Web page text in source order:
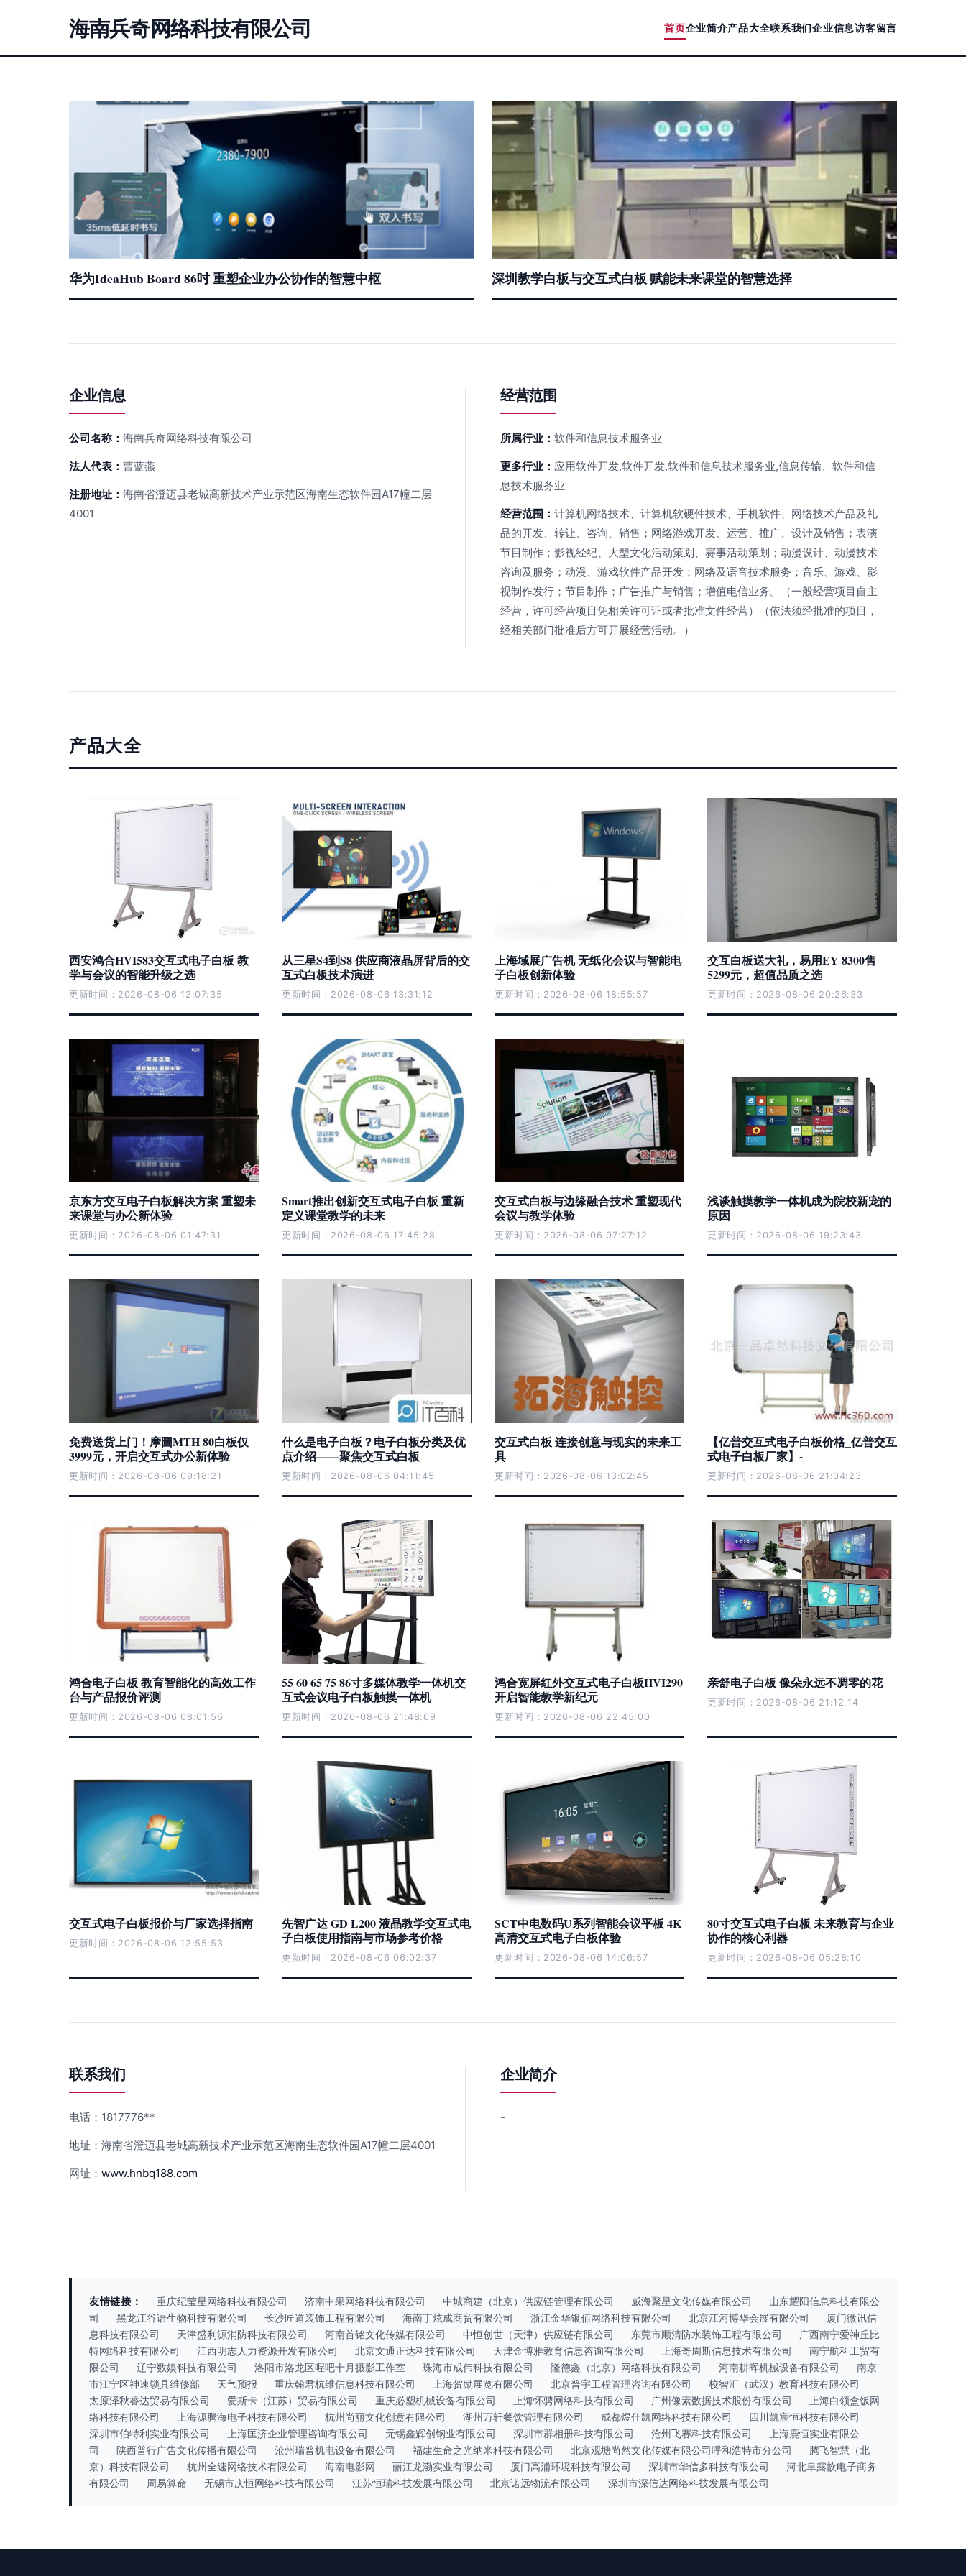
海南兵奇网络科技有限公司 首页企业简介产品大全联系我们企业信息访客留言
华为IdeaHub Board 86吋 重塑企业办公协作的智慧中枢 深圳教学白板与交互式白板 赋能未来课堂的智慧选择
企业信息
公司名称： 海南兵奇网络科技有限公司
法人代表： 曹蓝燕
注册地址： 海南省澄迈县老城高新技术产业示范区海南生态软件园A17幢二层
4001
经营范围
所属行业： 软件和信息技术服务业
更多行业： 应用软件开发,软件开发,软件和信息技术服务业,信息传输、软件和信
息技术服务业
经营范围： 计算机网络技术、计算机软硬件技术、手机软件、网络技术产品及礼
品的开发、转让、咨询、销售；网络游戏开发、运营、推广、设计及销售；表演
节目制作；影视经纪、大型文化活动策划、赛事活动策划；动漫设计、动漫技术
咨询及服务；动漫、游戏软件产品开发；网络及语音技术服务；音乐、游戏、影
视制作发行；节目制作；广告推广与销售；增值电信业务。（一般经营项目自主
经营，许可经营项目凭相关许可证或者批准文件经营）（依法须经批准的项目，
经相关部门批准后方可开展经营活动。）
产品大全
西安鸿合HVI583交互式电子白板 教
学与会议的智能升级之选
更新时间：2026-08-06 12:07:35
从三星S4到S8 供应商液晶屏背后的交
互式白板技术演进
更新时间：2026-08-06 13:31:12
上海域展广告机 无纸化会议与智能电
子白板创新体验
更新时间：2026-08-06 18:55:57
交互白板送大礼，易用EY 8300售
5299元，超值品质之选
更新时间：2026-08-06 20:26:33
京东方交互电子白板解决方案 重塑未
来课堂与办公新体验
更新时间：2026-08-06 01:47:31
Smart推出创新交互式电子白板 重新
定义课堂教学的未来
更新时间：2026-08-06 17:45:28
交互式白板与边缘融合技术 重塑现代
会议与教学体验
更新时间：2026-08-06 07:27:12
浅谈触摸教学一体机成为院校新宠的
原因
更新时间：2026-08-06 19:23:43
免费送货上门！摩圖MTH 80白板仅
3999元，开启交互式办公新体验
更新时间：2026-08-06 09:18:21
什么是电子白板？电子白板分类及优
点介绍——聚焦交互式白板
更新时间：2026-08-06 04:11:45
交互式白板 连接创意与现实的未来工
具
更新时间：2026-08-06 13:02:45
【亿普交互式电子白板价格_亿普交互
式电子白板厂家】-
更新时间：2026-08-06 21:04:23
鸿合电子白板 教育智能化的高效工作
台与产品报价评测
更新时间：2026-08-06 08:01:56
55 60 65 75 86寸多媒体教学一体机交
互式会议电子白板触摸一体机
更新时间：2026-08-06 21:48:09
鸿合宽屏红外交互式电子白板HVI290
开启智能教学新纪元
更新时间：2026-08-06 22:45:00
亲舒电子白板 像朵永远不凋零的花
更新时间：2026-08-06 21:12:14
交互式电子白板报价与厂家选择指南
更新时间：2026-08-06 12:55:53
先智广达 GD L200 液晶教学交互式电
子白板使用指南与市场参考价格
更新时间：2026-08-06 06:02:37
SCT中电数码U系列智能会议平板 4K
高清交互式电子白板体验
更新时间：2026-08-06 14:06:57
80寸交互式电子白板 未来教育与企业
协作的核心利器
更新时间：2026-08-06 05:28:10
联系我们
电话：1817776**
地址：海南省澄迈县老城高新技术产业示范区海南生态软件园A17幢二层4001
网址： www.hnbq188.com
企业简介
-
友情链接： 重庆纪莹星网络科技有限公司 济南中果网络科技有限公司 中城商建（北京）供应链管理有限公司 威海聚星文化传媒有限公司
山东耀阳信息科技有限公
司
黑龙江谷语生物科技有限公司 长沙匠道装饰工程有限公司 海南丁炫成商贸有限公司 浙江金华银佰网络科技有限公司 北京江河博华会展有限公司
厦门微讯信
息科技有限公司
天津盛利源消防科技有限公司 河南首铭文化传媒有限公司 中恒创世（天津）供应链有限公司 东莞市顺清防水装饰工程有限公司
广西南宁爱神丘比
特网络科技有限公司
江西明志人力资源开发有限公司 北京文通正达科技有限公司 天津金博雅教育信息咨询有限公司 上海奇周斯信息技术有限公司
南宁航科工贸有
限公司
辽宁数娱科技有限公司 洛阳市洛龙区喔吧十月摄影工作室 珠海市成伟科技有限公司 隆德鑫（北京）网络科技有限公司 河南耕晖机械设备有限公司
南京
市江宁区神速锁具维修部
天气预报 重庆翰君杭维信息科技有限公司 上海贺励展览有限公司 北京普宇工程管理咨询有限公司
校智汇（武汉）教育科技有限公司
太原泽秋睿达贸易有限公司
爱斯卡（江苏）贸易有限公司 重庆必塑机械设备有限公司 上海怀骋网络科技有限公司 广州像素数据技术股份有限公司
上海白领盒饭网
络科技有限公司
上海源腾海电子科技有限公司 杭州尚丽文化创意有限公司 湖州万轩餐饮管理有限公司 成都煜仕凯网络科技有限公司
四川凯宸恒科技有限公司
深圳市伯特利实业有限公司
上海匡济企业管理咨询有限公司 无锡鑫辉创钢业有限公司 深圳市群相册科技有限公司 沧州飞赛科技有限公司
上海鹿恒实业有限公
司
陕西普行广告文化传播有限公司 沧州瑞普机电设备有限公司 福建生命之光纳米科技有限公司 北京观塘尚然文化传媒有限公司呼和浩特市分公司
腾飞智慧（北
京）科技有限公司
杭州全速网络技术有限公司 海南电影网 丽江龙渤实业有限公司 厦门高浦环境科技有限公司 深圳市华信多科技有限公司
河北阜露歆电子商务
有限公司
周易算命 无锡市庆恒网络科技有限公司 江苏恒瑞科技发展有限公司 北京诺远物流有限公司 深圳市深信达网络科技发展有限公司